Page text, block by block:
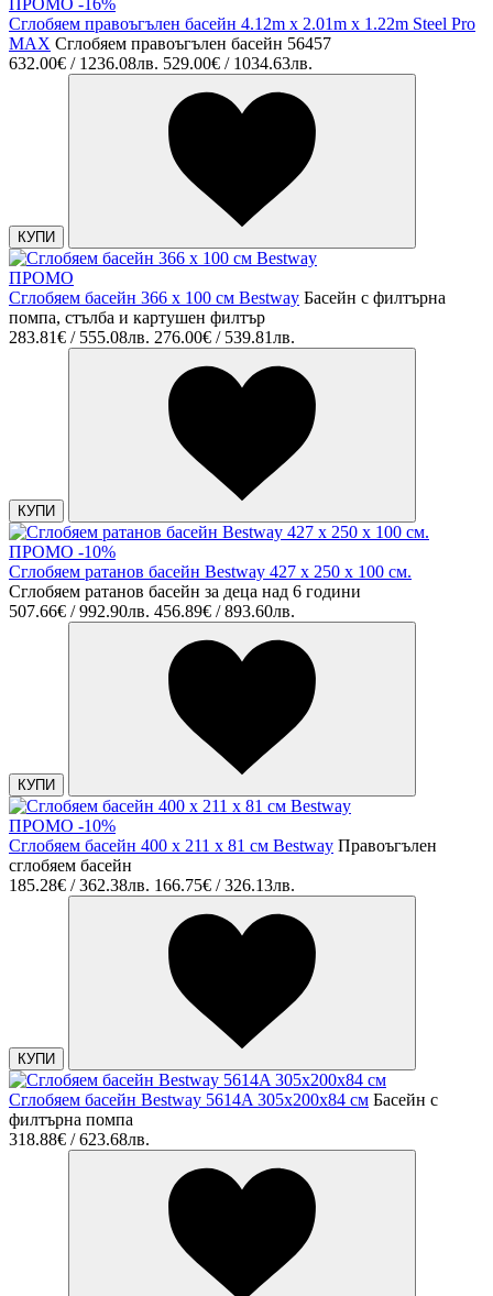
ПРОМО -16%
Сглобяем правоъгълен басейн 4.12m x 2.01m x 1.22m Steel Pro
MAX Сглобяем правоъгълен басейн 56457
632.00€ / 1236.08лв. 529.00€ / 1034.63лв.
КУПИ
ПРОМО
Сглобяем басейн 366 х 100 см Bestway Басейн с филтърна
помпа, стълба и картушен филтър
283.81€ / 555.08лв. 276.00€ / 539.81лв.
КУПИ
ПРОМО -10%
Сглобяем ратанов басейн Bestway 427 x 250 х 100 см.
Сглобяем ратанов басейн за деца над 6 години
507.66€ / 992.90лв. 456.89€ / 893.60лв.
КУПИ
ПРОМО -10%
Сглобяем басейн 400 х 211 х 81 см Bestway Правоъгълен
сглобяем басейн
185.28€ / 362.38лв. 166.75€ / 326.13лв.
КУПИ
Сглобяем басейн Bestway 5614A 305x200x84 см Басейн с
филтърна помпа
318.88€ / 623.68лв.